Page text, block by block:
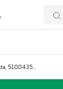
Prestador Centro Médico Vitória Ltda, 51004350-4: Centro Médico Vitória Ltda (Nome Fantasia: Policlínica Master)